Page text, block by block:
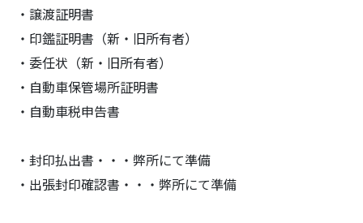
・譲渡証明書
・印鑑証明書（新・旧所有者）
・委任状（新・旧所有者）
・自動車保管場所証明書
・自動車税申告書
・封印払出書・・・弊所にて準備
・出張封印確認書・・・弊所にて準備